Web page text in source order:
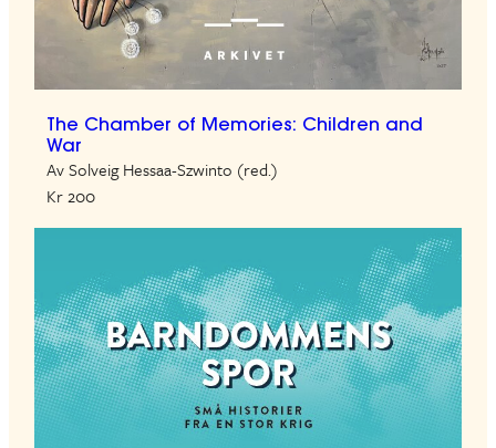
The Chamber of Memories: Children and
War
Av Solveig Hessaa-Szwinto (red.)
Kr 200